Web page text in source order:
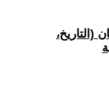
(التاريخ،